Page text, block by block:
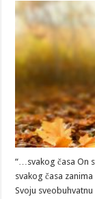
“…svakog časa On
svakog časa
Svoju